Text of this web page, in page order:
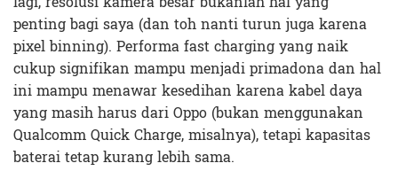
penting bagi saya (dan toh nanti turun juga karena
pixel binning). Performa fast charging yang naik
cukup signifikan mampu menjadi primadona dan hal
ini mampu menawar kesedihan karena kabel daya
yang masih harus dari Oppo (bukan menggunakan
Qualcomm Quick Charge, misalnya), tetapi kapasitas
baterai tetap kurang lebih sama.